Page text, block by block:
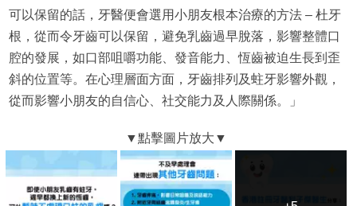
可以保留的話，牙醫便會選用小朋友根本治療的方法 – 杜牙
根，從而令牙齒可以保留，避免乳齒過早脫落，影響整體口
腔的發展，如口部咀嚼功能、發音能力、恆齒被迫生長到歪
斜的位置等。在心理層面方面，牙齒排列及蛀牙影響外觀，
從而影響小朋友的自信心、社交能力及人際關係。」